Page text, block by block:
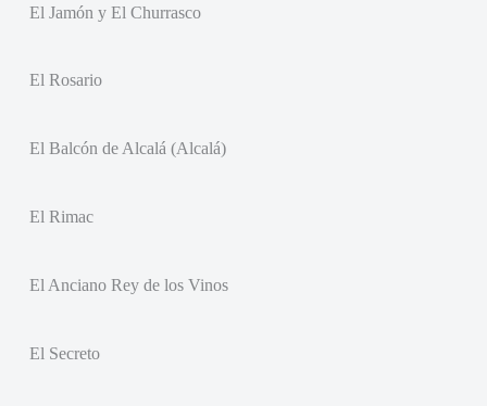
El Jamón y El Churrasco
El Rosario
El Balcón de Alcalá (Alcalá)
El Rimac
El Anciano Rey de los Vinos
El Secreto